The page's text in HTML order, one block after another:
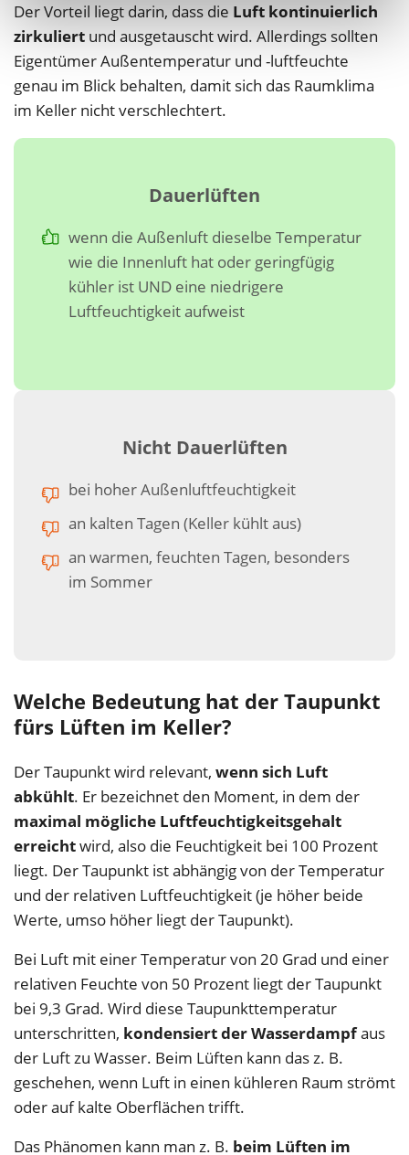
Der Vorteil liegt darin, dass die Luft kontinuierlich
zirkuliert und ausgetauscht wird. Allerdings sollten
Eigentümer Außentemperatur und -luftfeuchte
genau im Blick behalten, damit sich das Raumklima
im Keller nicht verschlechtert.
Dauerlüften
wenn die Außenluft dieselbe Temperatur
wie die Innenluft hat oder geringfügig
kühler ist UND eine niedrigere
Luftfeuchtigkeit aufweist
Nicht Dauerlüften
bei hoher Außenluftfeuchtigkeit
an kalten Tagen (Keller kühlt aus)
an warmen, feuchten Tagen, besonders
im Sommer
Welche Bedeutung hat der Taupunkt
fürs Lüften im Keller?
Der Taupunkt wird relevant, wenn sich Luft
abkühlt. Er bezeichnet den Moment, in dem der
maximal mögliche Luftfeuchtigkeitsgehalt
erreichtwird, also die Feuchtigkeit bei 100 Prozent
liegt. Der Taupunkt ist abhängig von der Temperatur
und der relativen Luftfeuchtigkeit (je höher beide
Werte, umso höher liegt der Taupunkt).
Bei Luft mit einer Temperatur von 20 Grad und einer
relativen Feuchte von 50 Prozent liegt der Taupunkt
bei 9,3 Grad. Wird diese Taupunkttemperatur
unterschritten, kondensiert der Wasserdampfaus
der Luft zu Wasser. Beim Lüften kann das z. B.
geschehen, wenn Luft in einen kühleren Raum strömt
oder auf kalte Oberflächen trifft.
Das Phänomen kann man z. B. beim Lüften im